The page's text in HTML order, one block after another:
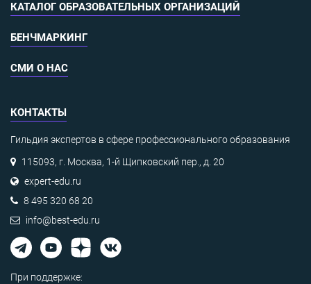
КАТАЛОГ ОБРАЗОВАТЕЛЬНЫХ ОРГАНИЗАЦИЙ
БЕНЧМАРКИНГ
СМИ О НАС
КОНТАКТЫ
Гильдия экспертов в сфере профессионального образования
115093, г. Москва, 1-й Щипковский пер., д. 20
expert-edu.ru
8 495 320 68 20
info@best-edu.ru
При поддержке: